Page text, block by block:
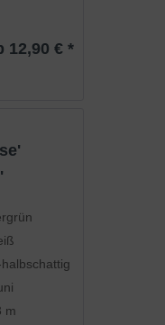
12,90 € *
m